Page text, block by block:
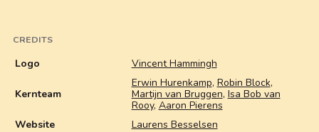
CREDITS
Logo Vincent Hammingh
Kernteam
Erwin Hurenkamp, Robin Block,
Martijn van Bruggen, Isa Bob van
Rooy, Aaron Pierens
Website
Laurens Besselsen